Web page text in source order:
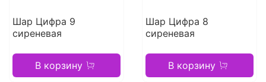
Шар Цифра 9
сиреневая
В корзину
Шар Цифра 8
сиреневая
В корзину